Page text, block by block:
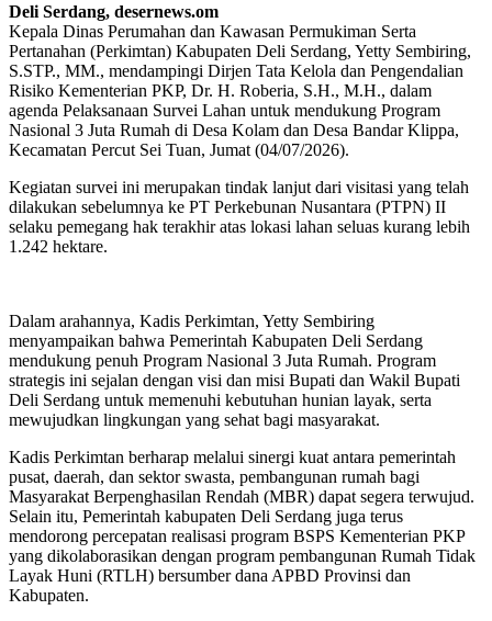
Deli Serdang, desernews.om
Kepala Dinas Perumahan dan Kawasan Permukiman Serta
Pertanahan (Perkimtan) Kabupaten Deli Serdang, Yetty Sembiring,
S.STP., MM., mendampingi Dirjen Tata Kelola dan Pengendalian
Risiko Kementerian PKP, Dr. H. Roberia, S.H., M.H., dalam
agenda Pelaksanaan Survei Lahan untuk mendukung Program
Nasional 3 Juta Rumah di Desa Kolam dan Desa Bandar Klippa,
Kecamatan Percut Sei Tuan, Jumat (04/07/2026).
Kegiatan survei ini merupakan tindak lanjut dari visitasi yang telah
dilakukan sebelumnya ke PT Perkebunan Nusantara (PTPN) II
selaku pemegang hak terakhir atas lokasi lahan seluas kurang lebih
1.242 hektare.
Dalam arahannya, Kadis Perkimtan, Yetty Sembiring
menyampaikan bahwa Pemerintah Kabupaten Deli Serdang
mendukung penuh Program Nasional 3 Juta Rumah. Program
strategis ini sejalan dengan visi dan misi Bupati dan Wakil Bupati
Deli Serdang untuk memenuhi kebutuhan hunian layak, serta
mewujudkan lingkungan yang sehat bagi masyarakat.
Kadis Perkimtan berharap melalui sinergi kuat antara pemerintah
pusat, daerah, dan sektor swasta, pembangunan rumah bagi
Masyarakat Berpenghasilan Rendah (MBR) dapat segera terwujud.
Selain itu, Pemerintah kabupaten Deli Serdang juga terus
mendorong percepatan realisasi program BSPS Kementerian PKP
yang dikolaborasikan dengan program pembangunan Rumah Tidak
Layak Huni (RTLH) bersumber dana APBD Provinsi dan
Kabupaten.